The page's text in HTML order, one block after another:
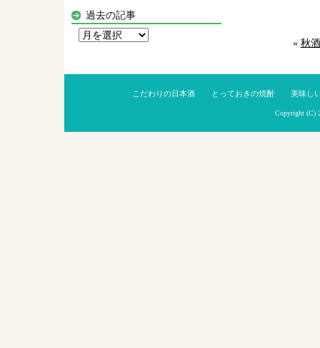
« 秋
過去の記事
こだわりの日本酒 とっておきの焼酎 美味し
Copyright (C)